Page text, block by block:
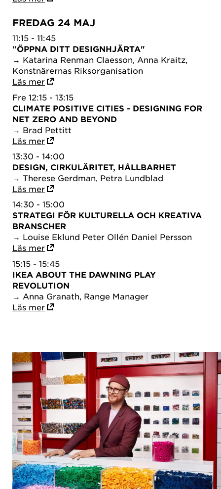
FREDAG 24 MAJ
11:15 - 11:45
"ÖPPNA DITT DESIGNHJÄRTA"
→ Katarina Renman Claesson, Anna Kraitz,
Konstnärernas Riksorganisation
Läs mer
Fre 12:15 - 13:15
CLIMATE POSITIVE CITIES - DESIGNING FOR
NET ZERO AND BEYOND
→ Brad Pettitt
Läs mer
13:30 - 14:00
DESIGN, CIRKULÄRITET, HÅLLBARHET
→ Therese Gerdman, Petra Lundblad
Läs mer
14:30 - 15:00
STRATEGI FÖR KULTURELLA OCH KREATIVA
BRANSCHER
→ Louise Eklund Peter Ollén Daniel Persson
Läs mer
15:15 - 15:45
IKEA ABOUT THE DAWNING PLAY
REVOLUTION
→ Anna Granath, Range Manager
Läs mer